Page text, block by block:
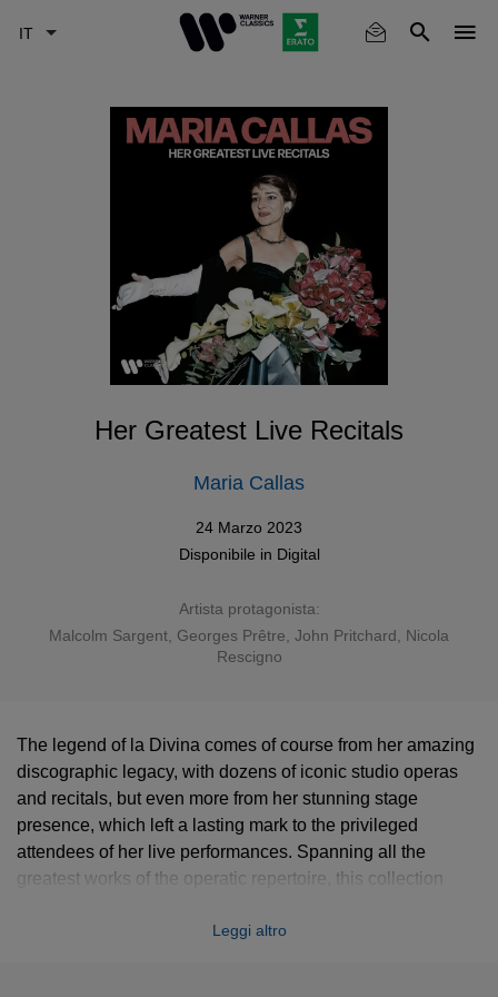
Her Greatest Live Recitals
Maria Callas
24 Marzo 2023
Disponibile in Digital
Artista protagonista:
Malcolm Sargent Georges Prêtre John Pritchard
Nicola
Rescigno
The legend of la Divina comes of course from her amazing
discographic legacy, with dozens of iconic studio operas
and recitals, but even more from her stunning stage
presence, which left a lasting mark to the privileged
attendees of her live performances. Spanning all the
greatest works of the operatic repertoire, this collection
venues. It includes concerts from no less than ten distinct
Leggi altro